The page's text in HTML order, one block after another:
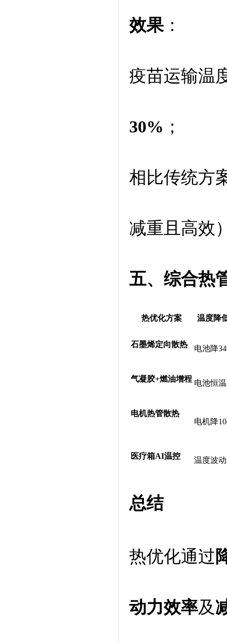
效果 ：
疫苗运输温
30% ；
相比传统方
减重且高效
五、综合热
热优化方案 温度降
石墨烯定向散热 电池降
气凝胶+燃油增程 电池恒
电机热管散热
电机降
医疗箱AI温控 温度波
总结
热优化通过
动力效率及